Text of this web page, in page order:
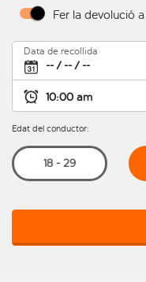
Fer la devolució
Data de recollida
Edat del conductor:
18 - 29